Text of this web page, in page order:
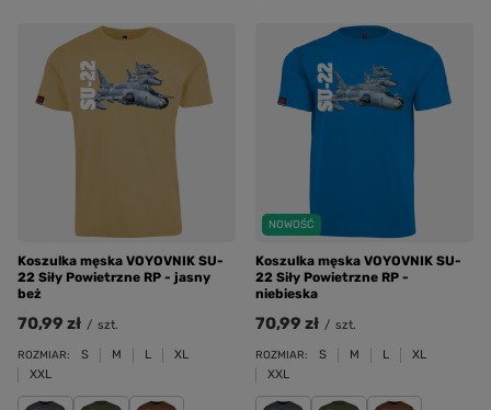
Koszulka męska VOYOVNIK SU-
22 Siły Powietrzne RP - jasny
beż
70,99 zł / szt.
ROZMIAR: S M L
XL
XXL
NOWOŚĆ
Koszulka męska VOYOVNIK SU-
22 Siły Powietrzne RP -
niebieska
70,99 zł / szt.
ROZMIAR: S M L
XL
XXL